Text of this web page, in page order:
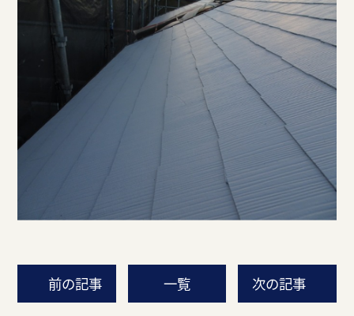
前の記事 一覧 次の記事